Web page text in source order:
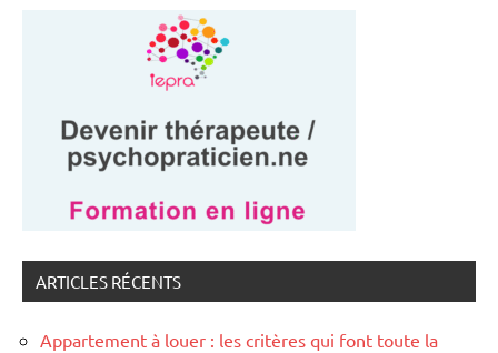
ARTICLES RÉCENTS
Appartement à louer : les critères qui font toute la